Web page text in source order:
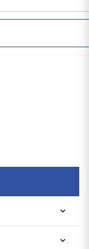
Central Cabos